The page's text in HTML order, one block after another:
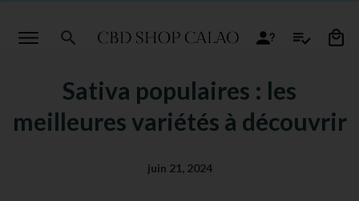
Sativa populaires : les
meilleures variétés à découvrir
juin 21, 2024